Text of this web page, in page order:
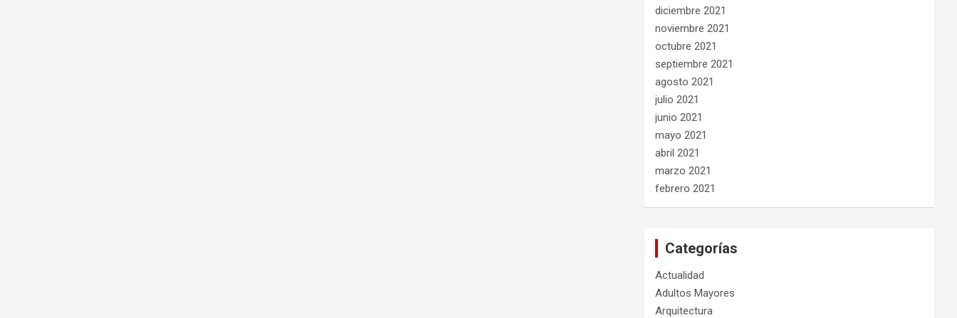
diciembre 2021
noviembre 2021
octubre 2021
septiembre 2021
agosto 2021
julio 2021
junio 2021
mayo 2021
abril 2021
marzo 2021
febrero 2021
Categorías
Actualidad
Adultos Mayores
Arquitectura